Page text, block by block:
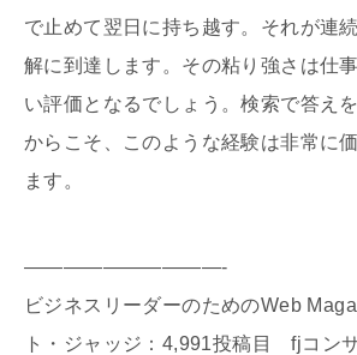
で止めて翌日に持ち越す。それが連
解に到達します。その粘り強さは仕
い評価となるでしょう。検索で答え
からこそ、このような経験は非常に
ます。
——————————-
ビジネスリーダーのためのWeb
ト・ジャッジ：4,991投稿目 fjコン